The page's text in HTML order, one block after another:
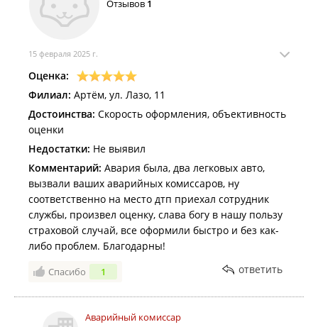
минуту. Спасибо вам за работу!
Отзывов 1
15 февраля 2025 г.
Оценка:
Филиал: Артём, ул. Лазо, 11
Достоинства: Скорость оформления, объективность
оценки
Недостатки: Не выявил
Комментарий: Авария была, два легковых авто,
вызвали ваших аварийных комиссаров, ну
соответственно на место дтп приехал сотрудник
службы, произвел оценку, слава богу в нашу пользу
страховой случай, все оформили быстро и без как-
либо проблем. Благодарны!
Спасибо 1 ответить
Аварийный комиссар